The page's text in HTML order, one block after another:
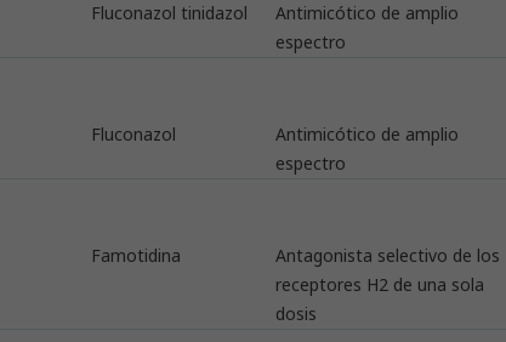
Fluconazol tinidazol
Antimicótico de amplio
espectro
Fluconazol
Antimicótico de amplio
espectro
Famotidina
Antagonista selectivo de los
receptores H2 de una sola
dosis